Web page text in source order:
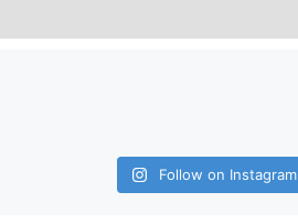
Follow on Instagram